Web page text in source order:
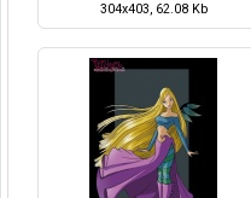
304x403, 62.08 Kb